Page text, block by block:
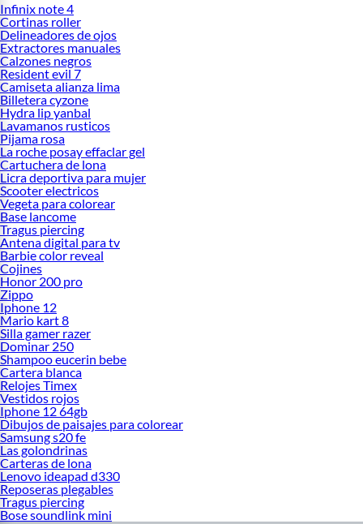
Infinix note 4
Cortinas roller
Delineadores de ojos
Extractores manuales
Calzones negros
Resident evil 7
Camiseta alianza lima
Billetera cyzone
Hydra lip yanbal
Lavamanos rusticos
Pijama rosa
La roche posay effaclar gel
Cartuchera de lona
Licra deportiva para mujer
Scooter electricos
Vegeta para colorear
Base lancome
Tragus piercing
Antena digital para tv
Barbie color reveal
Cojines
Honor 200 pro
Zippo
Iphone 12
Mario kart 8
Silla gamer razer
Dominar 250
Shampoo eucerin bebe
Cartera blanca
Relojes Timex
Vestidos rojos
Iphone 12 64gb
Dibujos de paisajes para colorear
Samsung s20 fe
Las golondrinas
Carteras de lona
Lenovo ideapad d330
Reposeras plegables
Tragus piercing
Bose soundlink mini